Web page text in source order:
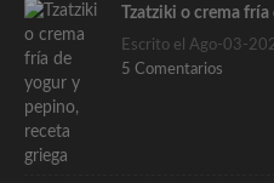
Tzatziki o crema
Escrito el Ago-03-
5 Comentarios